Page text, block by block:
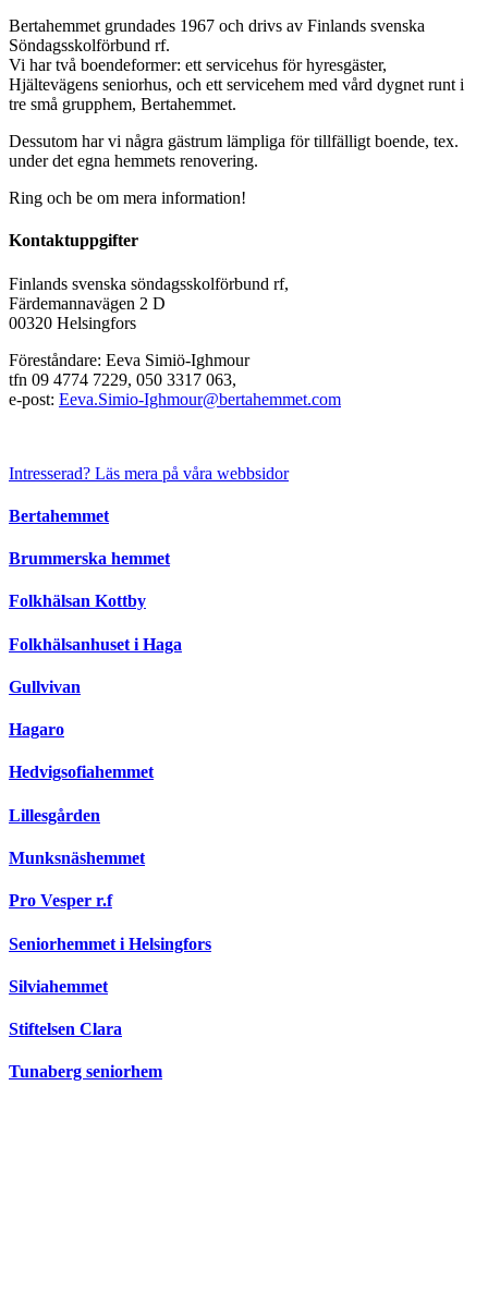
Bertahemmet grundades 1967 och drivs av Finlands svenska
Söndagsskolförbund rf.
Vi har två boendeformer: ett servicehus för hyresgäster,
Hjältevägens seniorhus, och ett servicehem med vård dygnet runt i
tre små grupphem, Bertahemmet.
Dessutom har vi några gästrum lämpliga för tillfälligt boende, tex.
under det egna hemmets renovering.
Ring och be om mera information!
Kontaktuppgifter
Finlands svenska söndagsskolförbund rf,
Färdemannavägen 2 D
00320 Helsingfors
Föreståndare: Eeva Simiö-Ighmour
tfn 09 4774 7229, 050 3317 063,
e-post: Eeva.Simio-Ighmour@bertahemmet.com
Intresserad? Läs mera på våra webbsidor
Primärt
sidofält
Bertahemmet
Brummerska hemmet
Folkhälsan Kottby
Folkhälsanhuset i Haga
Gullvivan
Hagaro
Hedvigsofiahemmet
Lillesgården
Munksnäshemmet
Pro Vesper r.f
Seniorhemmet i Helsingfors
Silviahemmet
Stiftelsen Clara
Tunaberg seniorhem